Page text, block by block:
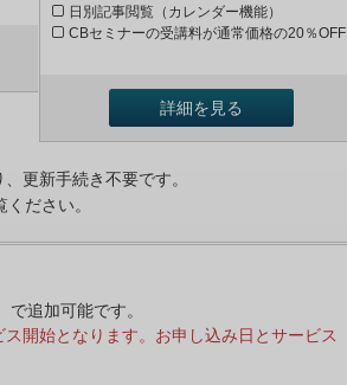
日別記事閲覧（カレンダー機能）
CBセミナーの受講料が通常価格の20％OFF
詳細を見る
更新手続き不要です。
ください。
追加可能です。
開始となります。お申し込み日とサービス